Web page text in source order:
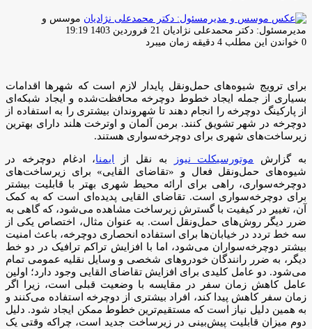
موسس و
مدیرمسئول: دکتر محمدعلی نژادیان ارسال
ایمیل
21 فروردین 1403 19:19
0 خواندن این مطلب 4 دقیقه زمان میبرد
برای ترویج شیوه‌های حمل‌ونقل پایدار لازم است که شهرها اقدامات
بسیاری از جمله ایجاد خطوط دوچرخه محافظت‌شده و ایجاد شبکه‌ای
از پارکینگ دوچرخه را انجام دهند تا شهروندان بیشتری را به استفاده از
دوچرخه در شهر تشویق کنند. برمن آلمان و اوترخت هلند دارای بهترین
زیرساخت‌های شهری برای دوچرخه‌سواری هستند.
به گزارش موتورسیکلت نیوز به نقل از ایمنا، ادغام دوچرخه در
شیوه‌های حمل‌ونقل فعال و «تقاضای القایی» برای زیرساخت‌های
دوچرخه‌سواری، راهی برای ارائه محیط شهری بهتر با قابلیت بیشتر
برای دوچرخه‌سواری است. تقاضای القایی پدیده‌ای است که به کمک
آن، تغییر در کیفیت با گسترش زیرساخت مشاهده می‌شود، که گاهی به
ضرر دیگر روش‌های حمل‌ونقل است. به عنوان مثال، اختصاص یکی از
سه خط تردد در خیابان‌ها برای استفاده انحصاری دوچرخه، باعث امنیت
بیشتر دوچرخه‌سواران می‌شود، اما با افزایش تراکم ترافیک در دو خط
دیگر، به ضرر رانندگان خودروهای شخصی و وسایل نقلیه عمومی تمام
می‌شود. دو عامل کلیدی برای افزایش تقاضای القایی وجود دارد؛ اولین
عامل کاهش زمان سفر در مقایسه با وضعیت قبلی است، زیرا اگر
زمان سفر کاهش پیدا کند، افراد بیشتری از دوچرخه استفاده می‌کنند و
به همین دلیل نیاز است که مستقیم‌ترین خطوط ممکن ایجاد شود. دلیل
دوم میزان قابلیت پیش‌بینی در زیرساخت جدید است، چراکه وقتی یک